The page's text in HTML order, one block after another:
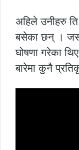
अहिले उनीहरु
बसेका छन् ।
घोषणा गरेका
बारेमा कुनै